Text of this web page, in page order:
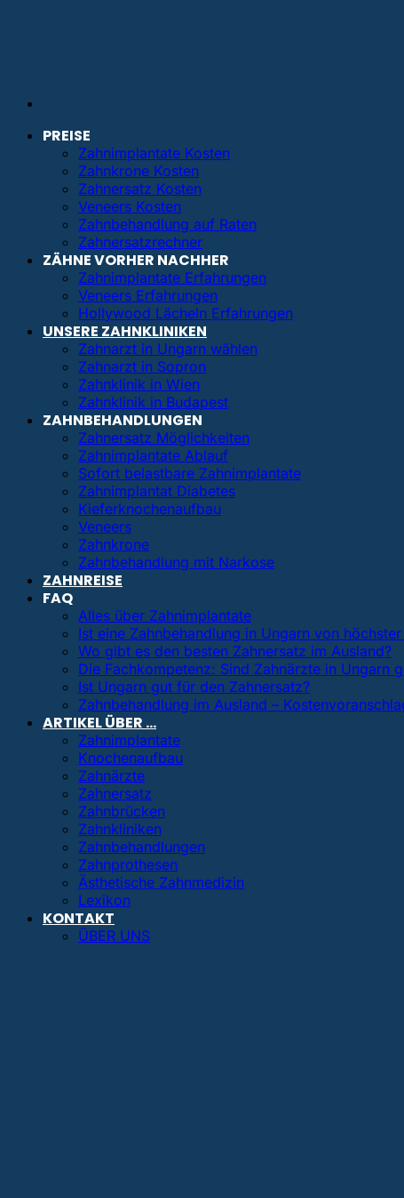
PREISE
Zahnimplantate Kosten
Zahnkrone Kosten
Zahnersatz Kosten
Veneers Kosten
Zahnbehandlung auf Raten
Zahnersatzrechner
ZÄHNE VORHER NACHHER
Zahnimplantate Erfahrungen
Veneers Erfahrungen
Hollywood Lächeln Erfahrungen
UNSERE ZAHNKLINIKEN
Zahnarzt in Ungarn wählen
Zahnarzt in Sopron
Zahnklinik in Wien
Zahnklinik in Budapest
ZAHNBEHANDLUNGEN
Zahnersatz Möglichkeiten
Zahnimplantate Ablauf
Sofort belastbare Zahnimplantate
Zahnimplantat Diabetes
Kieferknochenaufbau
Veneers
Zahnkrone
Zahnbehandlung mit Narkose
ZAHNREISE
FAQ
Alles über Zahnimplantate
Ist eine Zahnbehandlung in Ungarn von
Wo gibt es den besten Zahnersatz im Ausland?
Die Fachkompetenz: Sind Zahnärzte in Ungarn
Ist Ungarn gut für den Zahnersatz?
Zahnbehandlung im Ausland –
ARTIKEL ÜBER …
Zahnimplantate
Knochenaufbau
Zahnärzte
Zahnersatz
Zahnbrücken
Zahnkliniken
Zahnbehandlungen
Zahnprothesen
Ästhetische Zahnmedizin
Lexikon
KONTAKT
ÜBER UNS